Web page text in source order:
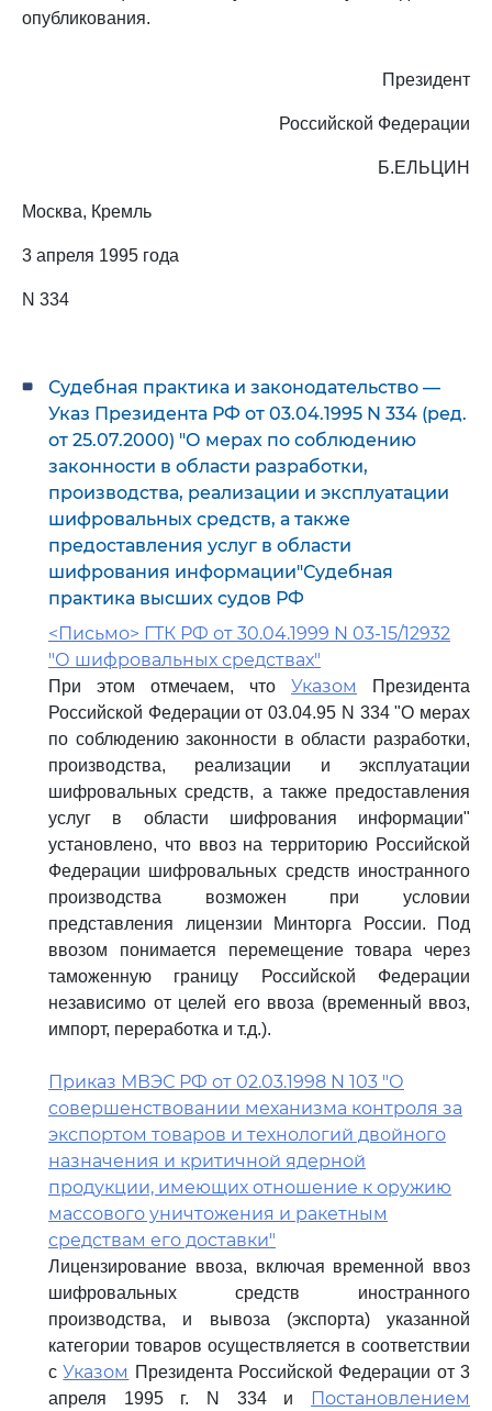
опубликования.
Президент
Российской Федерации
Б.ЕЛЬЦИН
Москва, Кремль
3 апреля 1995 года
N 334
Судебная практика и законодательство —
Указ Президента РФ от 03.04.1995 N 334 (ред.
от 25.07.2000) "О мерах по соблюдению
законности в области разработки,
производства, реализации и эксплуатации
шифровальных средств, а также
предоставления услуг в области
шифрования информации"Судебная
практика высших судов РФ
<Письмо> ГТК РФ от 30.04.1999 N 03-15/12932
"О шифровальных средствах"
При этом отмечаем, что Указом
Президента
Российской Федерации от 03.04.95 N 334 "О мерах
по соблюдению законности в области разработки,
производства, реализации и эксплуатации
шифровальных средств, а также предоставления
услуг в области шифрования информации"
установлено, что ввоз на территорию Российской
Федерации шифровальных средств иностранного
производства возможен при условии
представления лицензии Минторга России. Под
ввозом понимается перемещение товара через
таможенную границу Российской Федерации
независимо от целей его ввоза (временный ввоз,
импорт, переработка и т.д.).
Приказ МВЭС РФ от 02.03.1998 N 103 "О
совершенствовании механизма контроля за
экспортом товаров и технологий двойного
назначения и критичной ядерной
продукции, имеющих отношение к оружию
массового уничтожения и ракетным
средствам его доставки"
Лицензирование ввоза, включая временной ввоз
шифровальных средств иностранного
производства, и вывоза (экспорта) указанной
категории товаров осуществляется в соответствии
сУказом Президента Российской Федерации от 3
апреля 1995 г. N 334 и
Постановлением